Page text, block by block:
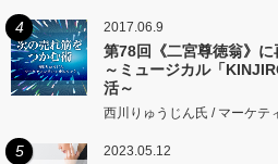
4 2017.06.9
第78回《二宮尊徳翁》に
～ミュージカル「
活～
西川りゅうじん氏 / マーケテ
5 2023.05.12